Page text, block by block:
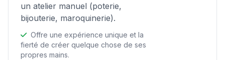
un atelier manuel (poterie,
bijouterie, maroquinerie).
Offre une expérience unique et la
fierté de créer quelque chose de ses
propres mains.